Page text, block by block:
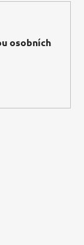
osobních